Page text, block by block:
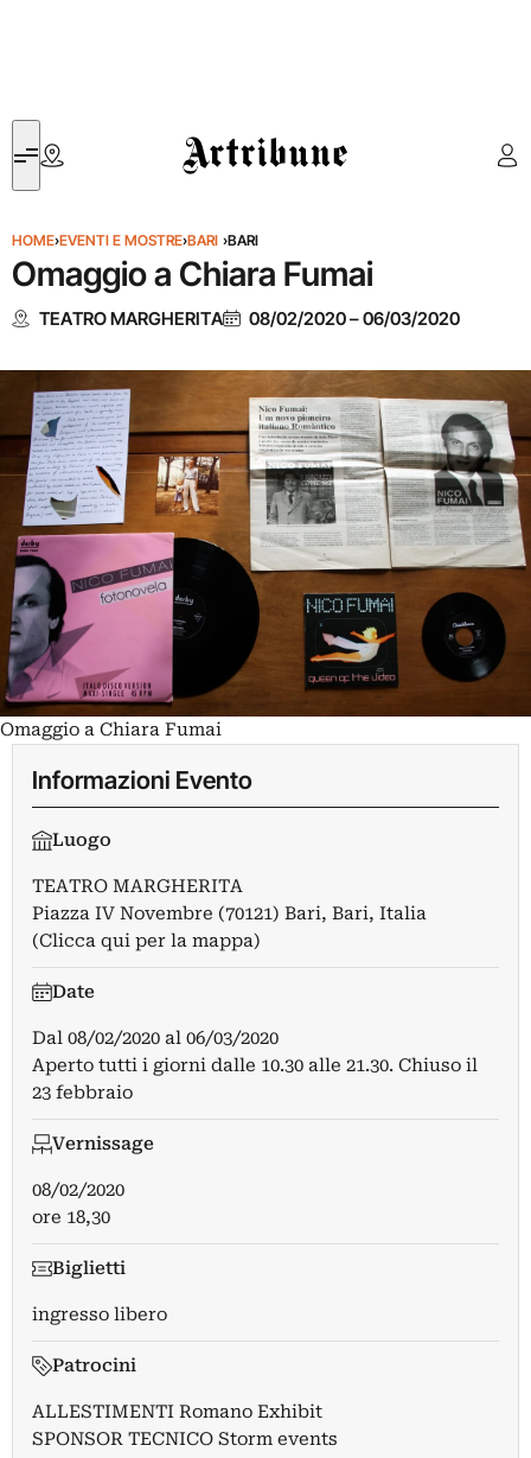
Artribune
HOME›EVENTI E MOSTRE›BARI ›BARI
Omaggio a Chiara Fumai
TEATRO MARGHERITA 08/02/2020–06/03/2020
Omaggio a Chiara Fumai
Informazioni Evento
Luogo
TEATRO MARGHERITA
Piazza IV Novembre (70121) Bari, Bari, Italia
(Clicca qui per la mappa)
Date
Dal 08/02/2020 al 06/03/2020
Aperto tutti i giorni dalle 10.30 alle 21.30. Chiuso il
23 febbraio
Vernissage
08/02/2020
ore 18,30
Biglietti
ingresso libero
Patrocini
ALLESTIMENTI Romano Exhibit
SPONSOR TECNICO Storm events